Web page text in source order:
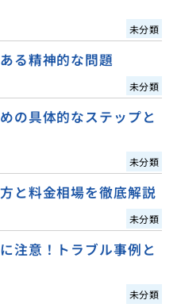
未分類
る精神的な問題
未分類
の具体的なステップと
未分類
と料金相場を徹底解説
未分類
注意！トラブル事例と
未分類